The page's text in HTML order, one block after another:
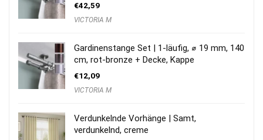
€42,59
VICTORIA M
Gardinenstange Set | 1-läufig, ⌀ 19 mm, 140
cm, rot-bronze + Decke, Kappe
€12,09
VICTORIA M
Verdunkelnde Vorhänge | Samt,
verdunkelnd, creme